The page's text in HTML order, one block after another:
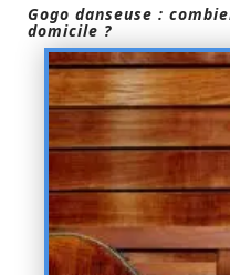
Gogo danseuse :
domicile ?